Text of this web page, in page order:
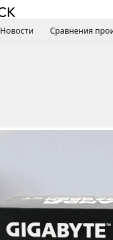
Новости Сравнения